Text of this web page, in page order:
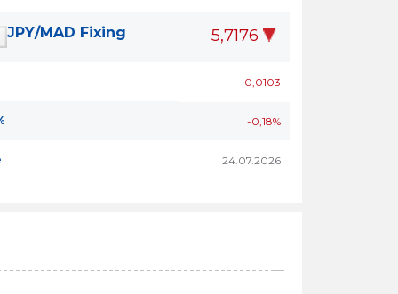
JPY/MAD Fixing 5,7176
-0,0103
-0,18%
24.07.2026